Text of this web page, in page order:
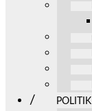
POLITIK